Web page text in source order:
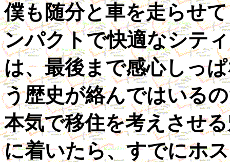
僕も随分と車を走らせ
ンパクトで快適なシテ
は、最後まで感心しっ
う歴史が絡んではいる
本気で移住を考えさせ
に着いたら、すでにホ